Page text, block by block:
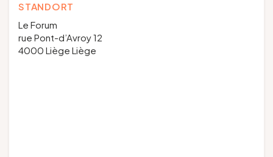
STANDORT
Le Forum
rue Pont-d’Avroy 12
4000 Liège Liège